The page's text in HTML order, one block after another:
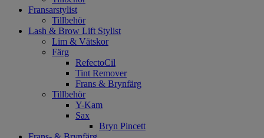
Fransarstylist
Tillbehör
Lash & Brow Lift Stylist
Lim & Vätskor
Färg
RefectoCil
Tint Remover
Frans & Brynfärg
Tillbehör
Y-Kam
Sax
Bryn Pincett